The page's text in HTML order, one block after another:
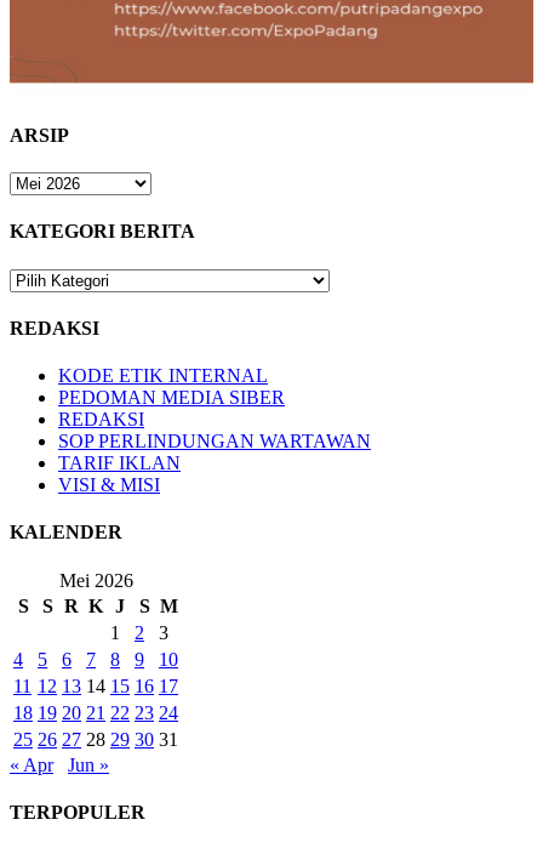
ARSIP
ARSIP
KATEGORI BERITA
KATEGORI
REDAKSI
KODE ETIK INTERNAL
PEDOMAN MEDIA SIBER
REDAKSI
SOP PERLINDUNGAN WARTAWAN
TARIF IKLAN
VISI & MISI
KALENDER
Mei 2026
S
S R K J S M
1
2
3
4
5 6 7 8 9
10
11 12 13 14 15 16 17
18 19 20 21 22 23 24
25 26 27 28 29 30 31
« Apr
Jun »
TERPOPULER